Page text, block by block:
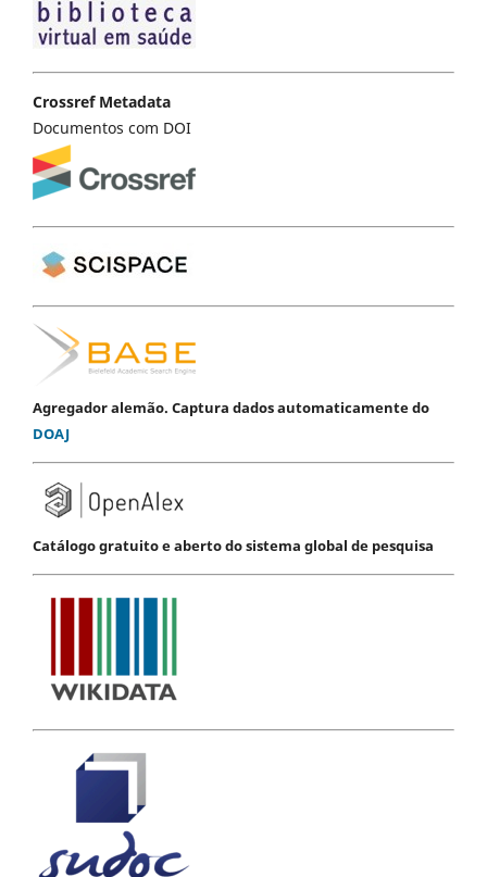
Crossref Metadata
Documentos com DOI
Agregador alemão. Captura dados automaticamente do
DOAJ
Catálogo gratuito e aberto do sistema global de pesquisa